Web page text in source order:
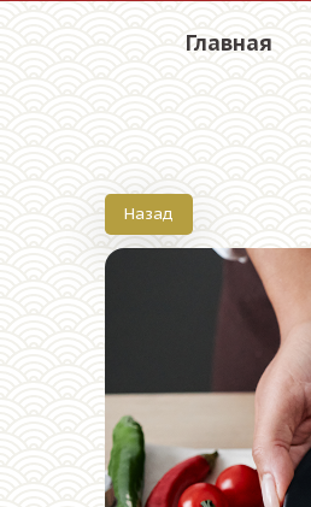
Главная
Назад